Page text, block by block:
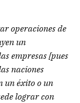
operaciones de
un
empresas [pues
naciones
un éxito o un
lograr con